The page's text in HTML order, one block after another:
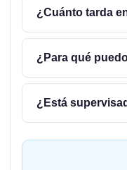
¿Cuánto tarda
¿Para qué
¿Está